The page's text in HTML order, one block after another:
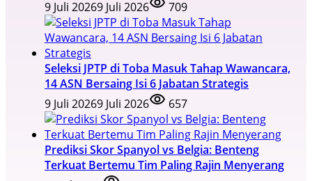
9 Juli 20269 Juli 2026 709
Seleksi JPTP di Toba Masuk Tahap Wawancara,
14 ASN Bersaing Isi 6 Jabatan Strategis
9 Juli 20269 Juli 2026 657
Prediksi Skor Spanyol vs Belgia: Benteng
Terkuat Bertemu Tim Paling Rajin Menyerang